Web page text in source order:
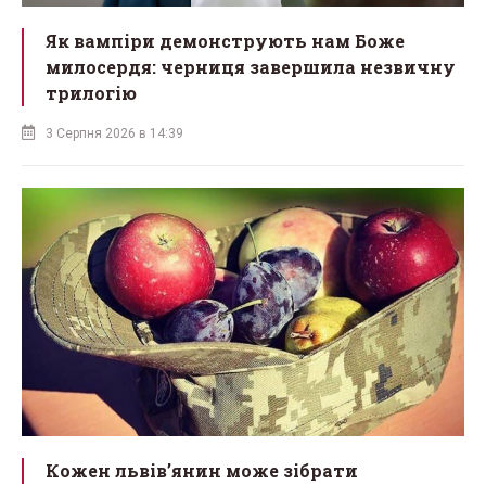
Як вампіри демонструють нам Боже
милосердя: черниця завершила незвичну
трилогію
3 Серпня 2026 в 14:39
Кожен львів’янин може зібрати